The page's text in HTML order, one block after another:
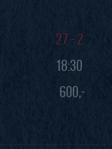
27 - 2
18:30
600,-